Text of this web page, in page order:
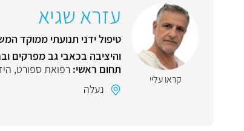
קראו עליי
עזרא שגיא
טיפול ידני תנועתי ממוקד
והיציבה בכאבי גב מפרקים
תחום ראשי: רפואת ספורט,
נעלה